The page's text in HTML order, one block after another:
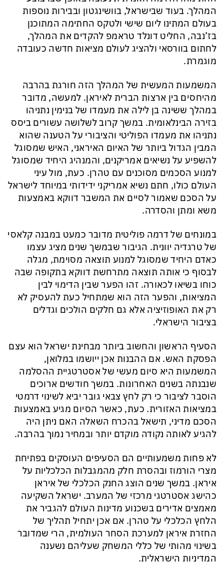
המהלך. בעוד שבישראל, בוושינגטון ובבירות נוספות
בעולם המתינו ליום שישי ולטקס החתימה המתוכנן
בז’נבה, החליט דונלד טראמפ להקדים את המהלך,
לחתום בוורסאי ולהציג לעולם מציאות חדשה כעובדה
מוגמרת.
המשמעות המעשית של המהלך הזה חורגת בהרבה
מהיחסים בין ארצות הברית לאיראן. למעשה, מדובר
במהלך ששינה בן לילה את מעמדו של בנימין נתניהו
בזירה הבינלאומית. במשך קרוב לשלושה עשורים ביסס
נתניהו את מעמדו הפוליטי והציבורי על הטענה שהוא
המבין הגדול ביותר של האיום האיראני, האיש שמסוגל
להשפיע על נשיאים אמריקנים, והמנהיג היחיד שמסוגל
למנוע הסכמים מסוכנים עם טהרן. כעת, מול עיני
העולם כולו, חתם נשיא אמריקני ידידותי במיוחד לישראל
על הסכם שאמור לסיים את המשבר דווקא באמצעות
משא ומתן והסדרה.
במונחים של דרמה פוליטית מדובר כמעט במבנה קלאסי
של טרגדיה יוונית. הגיבור שבמשך שנים מציג עצמו
כאדם היחיד שמסוגל למנוע תוצאה מסוימת, מגלה
לבסוף כי אותה תוצאה מתרחשת דווקא בתקופה שבה
כוחו בשיאו לכאורה. זהו הפער שבין הדימוי לבין
המציאות, והפער הזה הוא שמתחיל כעת להעסיק לא
רק את האופוזיציה אלא גם חלקים הולכים וגדלים
בציבור הישראלי.
הסעיף הראשון והחשוב ביותר מבחינת ישראל הוא עצם
הפסקת האש. אם ההבנות אכן ייושמו במלואן,
המשמעות היא סיום מעשי של אסטרטגיית ההסלמה
שנבנתה בשנים האחרונות. במשך חודשים ארוכים
הוסבר לציבור כי רק לחץ צבאי גובר יביא לשינוי דרמטי
במציאות האזורית. כעת, כאשר הסיום מגיע באמצעות
הסכם מדיני, תישאל בהכרח השאלה האם ניתן היה
להגיע לאותה נקודה מוקדם יותר ובמחיר נמוך בהרבה.
לא פחות משמעותיים הם הסעיפים העוסקים בפתיחת
מצרי הורמוז ובהסרת חלק מהמגבלות הכלכליות על
איראן. במשך שנים הוצג החנק הכלכלי של איראן
כהישג אסטרטגי מרכזי של המערב. ישראל השקיעה
מאמצים אדירים בשכנוע מדינות העולם להגביר את
הלחץ הכלכלי על טהרן. אם אכן יתחיל תהליך של
החזרת איראן למערכת הסחר העולמית, הרי שמדובר
בשינוי מהותי של כללי המשחק שעליהם נשענה
המדיניות הישראלית.